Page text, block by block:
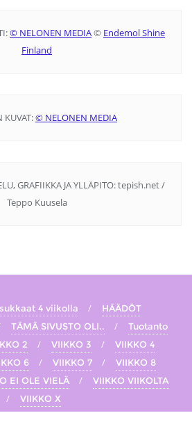
© NELONEN MEDIA© Endemol Shine
Finland
KUVAT:© NELONEN MEDIA
GRAFIIKKA JA YLLÄPITO: tepish.net /
Teppo Kuusela
4 viikolla
HÄÄDÖT
TÄMÄ SIVUSTO OLI..
Tuotanto
2 VIIKKO 3
VIIKKO 4
6 VIIKKO 7
VIIKKO 8
EI OLE VIELÄ
VIIKKO VIIKOLTA
VIIKKO X